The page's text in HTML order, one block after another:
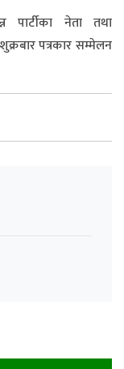
पार्टीका नेता तथा
पत्रकार सम्मेलन